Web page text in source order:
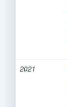
2021